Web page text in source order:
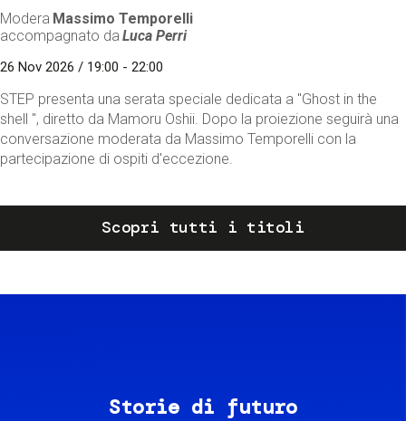
Modera Massimo Temporelli
accompagnato da Luca Perri
26 Nov 2026 / 19:00 - 22:00
STEP presenta una serata speciale dedicata a "Ghost in the
shell ", diretto da Mamoru Oshii. Dopo la proiezione seguirà una
conversazione moderata da Massimo Temporelli con la
partecipazione di ospiti d'eccezione.
Scopri tutti i titoli
Storie di futuro